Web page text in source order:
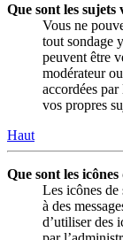
Que sont les sujets
Vous ne
tout sondage
peuvent être
modérateur
accordées
vos propres
Haut
Que sont les icônes
Les icônes de
à des
d’utiliser des